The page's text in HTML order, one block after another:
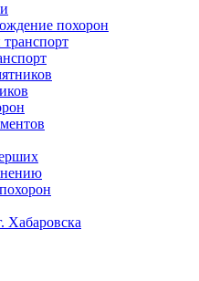
похорон
Хабаровска